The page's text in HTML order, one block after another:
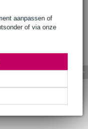
aanpassen of
of via onze